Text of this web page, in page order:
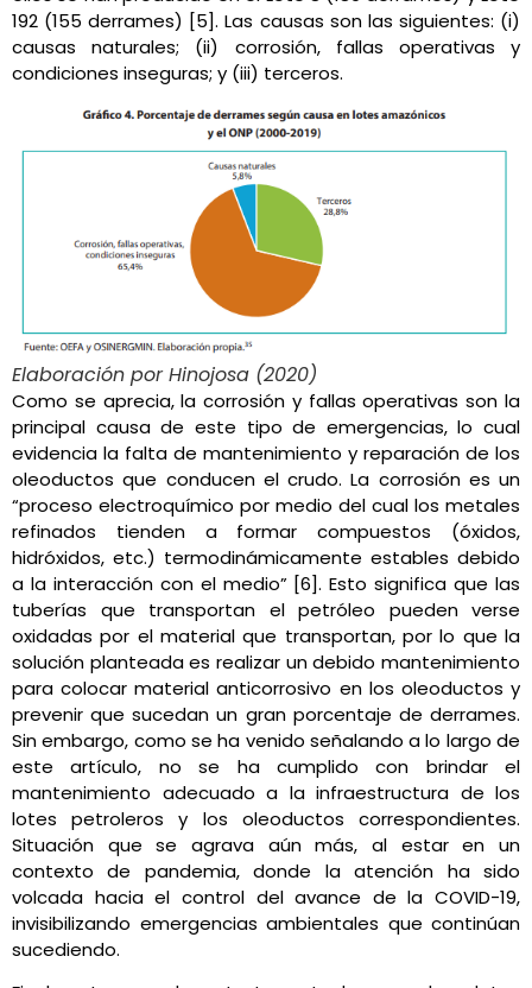
192 (155 derrames) [5]. Las causas son las siguientes: (i)
causas naturales; (ii) corrosión, fallas operativas y
condiciones inseguras; y (iii) terceros.
Elaboración por Hinojosa (2020)
Como se aprecia, la corrosión y fallas operativas son la
principal causa de este tipo de emergencias, lo cual
evidencia la falta de mantenimiento y reparación de los
oleoductos que conducen el crudo. La corrosión es un
“proceso electroquímico por medio del cual los metales
refinados tienden a formar compuestos (óxidos,
hidróxidos, etc.) termodinámicamente estables debido
a la interacción con el medio” [6]. Esto significa que las
tuberías que transportan el petróleo pueden verse
oxidadas por el material que transportan, por lo que la
solución planteada es realizar un debido mantenimiento
para colocar material anticorrosivo en los oleoductos y
prevenir que sucedan un gran porcentaje de derrames.
Sin embargo, como se ha venido señalando a lo largo de
este artículo, no se ha cumplido con brindar el
mantenimiento adecuado a la infraestructura de los
lotes petroleros y los oleoductos correspondientes.
Situación que se agrava aún más, al estar en un
contexto de pandemia, donde la atención ha sido
volcada hacia el control del avance de la COVID-19,
invisibilizando emergencias ambientales que continúan
sucediendo.